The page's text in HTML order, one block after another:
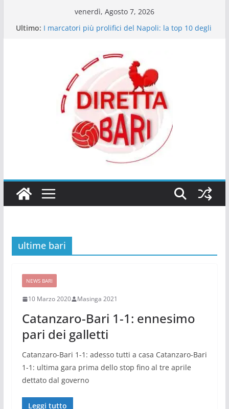
venerdì, Agosto 7, 2026
Ultimo: I marcatori più prolifici del Napoli: la top 10 degli
Walid Cheddira da Serie A”
Il Napoli delle certezze: quando il dominio è una
questione di mentalità
Le emozioni più contrastanti dei tifosi del Napoli
in match decisivi
Giocatori che dal Sud sono arrivati in alto: il
ponte tra Serie C e Serie A
ultime bari
NEWS BARI
10 Marzo 2020 Masinga 2021
Catanzaro-Bari 1-1: ennesimo
pari dei galletti
Catanzaro-Bari 1-1: adesso tutti a casa Catanzaro-Bari
1-1: ultima gara prima dello stop fino al tre aprile
dettato dal governo
Leggi tutto